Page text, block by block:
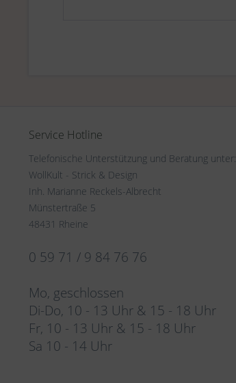
Service Hotline
Telefonische Unterstützung und Beratung unter:
WollKult - Strick & Design
Inh. Marianne Reckels-Albrecht
Münstertraße 5
48431 Rheine
0 59 71 / 9 84 76 76
Mo, geschlossen
Di-Do, 10 - 13 Uhr & 15 - 18 Uhr
Fr, 10 - 13 Uhr & 15 - 18 Uhr
Sa 10 - 14 Uhr